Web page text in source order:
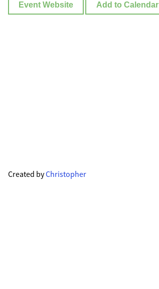
Event Website Add to Calendar
Created byChristopher